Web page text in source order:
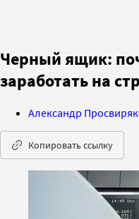
Черный ящик:
заработать на
Александр
Копировать ссылку